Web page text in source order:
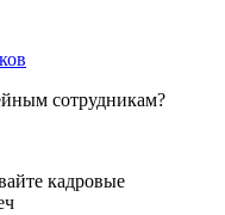
сотрудникам?
кадровые